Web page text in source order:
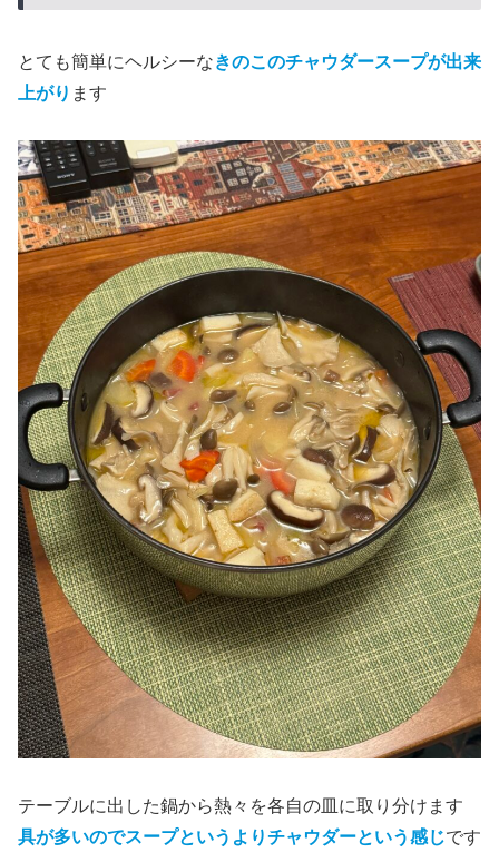
とても簡単にヘルシーなきのこのチャウダースープが出来
上がり ます
テーブルに出した鍋から熱々を各自の皿に取り分けます
具が多いのでスープというよりチャウダーという感じです